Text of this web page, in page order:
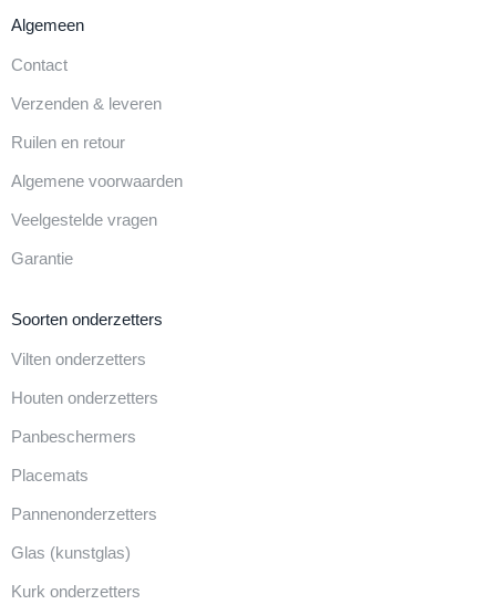
Algemeen
Contact
Verzenden & leveren
Ruilen en retour
Algemene voorwaarden
Veelgestelde vragen
Garantie
Soorten onderzetters
Vilten onderzetters
Houten onderzetters
Panbeschermers
Placemats
Pannenonderzetters
Glas (kunstglas)
Kurk onderzetters